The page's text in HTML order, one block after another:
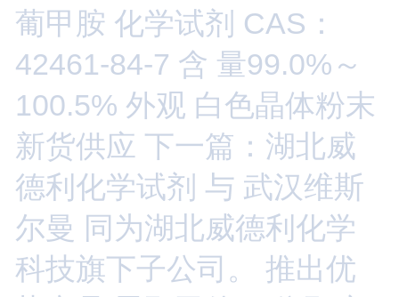
葡甲胺 化学试剂 CAS：
42461-84-7 含 量99.0%～
100.5% 外观 白色晶体粉末
新货供应 下一篇：湖北威
德利化学试剂 与 武汉维斯
尔曼 同为湖北威德利化学
科技旗下子公司。 推出优